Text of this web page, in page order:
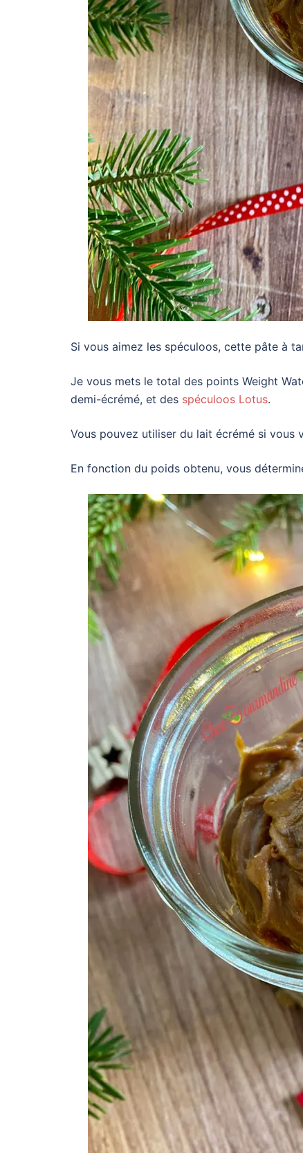
Si vous aimez les spéculoos, cette pâte à
Je vous mets le total des points Weight
demi-écrémé, et des spéculoos Lotus.
Vous pouvez utiliser du lait écrémé si vous
En fonction du poids obtenu, vous